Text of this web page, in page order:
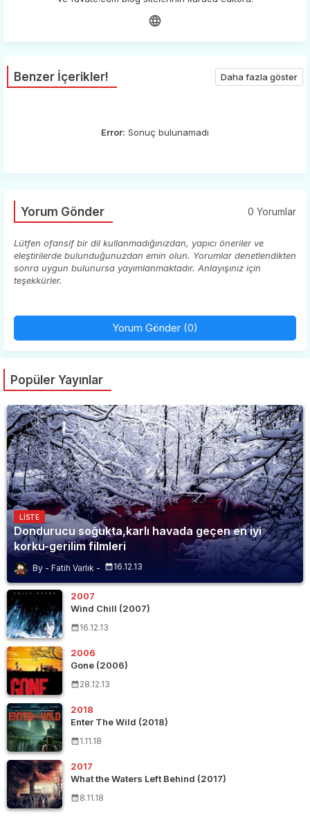
Benzer İçerikler! Daha fazla göster
Error: Sonuç bulunamadı
Yorum Gönder 0 Yorumlar
Lütfen ofansif bir dil kullanmadığınızdan, yapıcı öneriler ve
eleştirilerde bulunduğunuzdan emin olun. Yorumlar denetlendikten
sonra uygun bulunursa yayımlanmaktadır. Anlayışınız için
teşekkürler.
Yorum Gönder (0)
Popüler Yayınlar
LISTE
Dondurucu soğukta,karlı havada geçen en iyi
korku-gerilim filmleri
Fatih Varlık 16.12.13
2007
Wind Chill (2007)
16.12.13
2006
Gone (2006)
28.12.13
2018
Enter The Wild (2018)
1.11.18
2017
What the Waters Left Behind (2017)
8.11.18